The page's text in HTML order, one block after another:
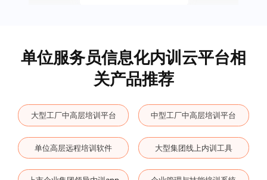
单位服务员信息化内训云平台相
关产品推荐
大型工厂中高层培训平台 中型工厂中高层培训平台
单位高层远程培训软件 大型集团线上内训工具